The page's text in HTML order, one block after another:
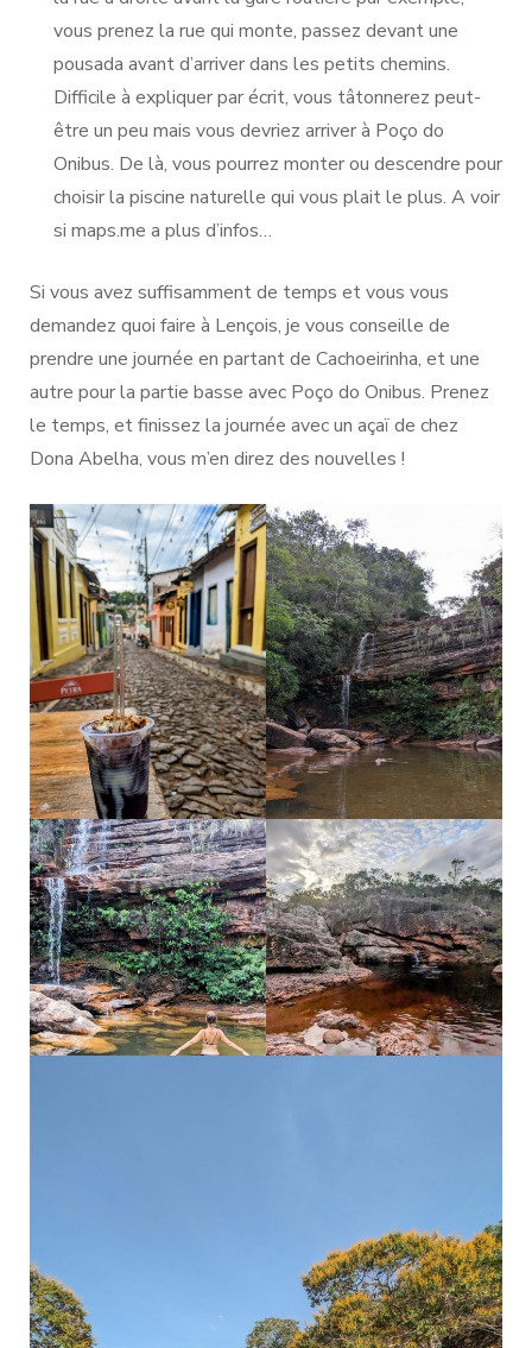
vous prenez la rue qui monte, passez devant une
pousada avant d’arriver dans les petits chemins.
Difficile à expliquer par écrit, vous tâtonnerez peut-
être un peu mais vous devriez arriver à Poço do
Onibus. De là, vous pourrez monter ou descendre pour
choisir la piscine naturelle qui vous plait le plus. A voir
si maps.me a plus d’infos…
Si vous avez suffisamment de temps et vous vous
demandez quoi faire à Lençois, je vous conseille de
prendre une journée en partant de Cachoeirinha, et une
autre pour la partie basse avec Poço do Onibus. Prenez
le temps, et finissez la journée avec un açaï de chez
Dona Abelha, vous m’en direz des nouvelles !